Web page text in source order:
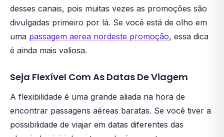
desses canais, pois muitas vezes as promoções são
divulgadas primeiro por lá. Se você está de olho em
uma passagem aerea nordeste promoção, essa dica
é ainda mais valiosa.
Seja Flexível Com As Datas De Viagem
A flexibilidade é uma grande aliada na hora de
encontrar passagens aéreas baratas. Se você tiver a
possibilidade de viajar em datas diferentes das